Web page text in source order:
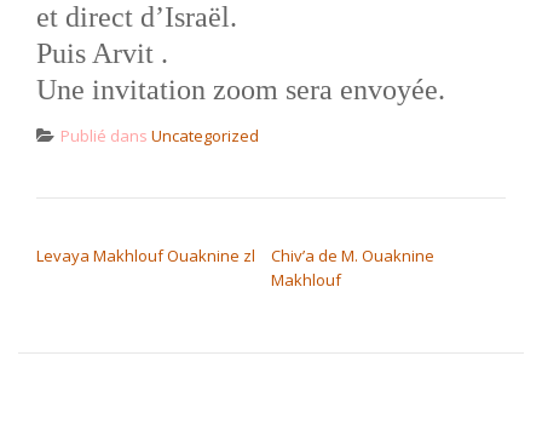
et direct d’Israël.
Puis Arvit .
Une invitation zoom sera envoyée.
Publié dans Uncategorized
Levaya Makhlouf Ouaknine zl
Chiv’a de M. Ouaknine
Makhlouf